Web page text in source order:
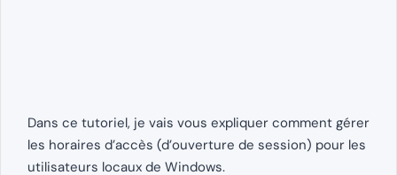
Dans ce tutoriel, je vais vous expliquer comment gérer
les horaires d’accès (d’ouverture de session) pour les
utilisateurs locaux de Windows.